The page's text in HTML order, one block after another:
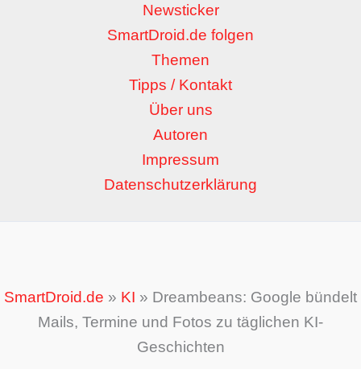
Newsticker
SmartDroid.de folgen
Themen
Tipps / Kontakt
Über uns
Autoren
Impressum
Datenschutzerklärung
SmartDroid.de » KI » Dreambeans: Google bündelt
Mails, Termine und Fotos zu täglichen KI-
Geschichten